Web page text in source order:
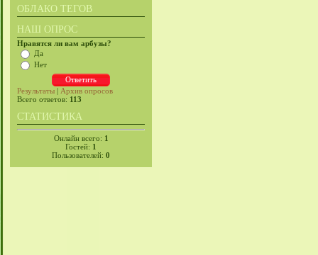
ОБЛАКО ТЕГОВ
НАШ ОПРОС
Нравятся ли вам арбузы?
Да
Нет
Результаты | Архив опросов
Всего ответов: 113
СТАТИСТИКА
Онлайн всего: 1
Гостей: 1
Пользователей: 0